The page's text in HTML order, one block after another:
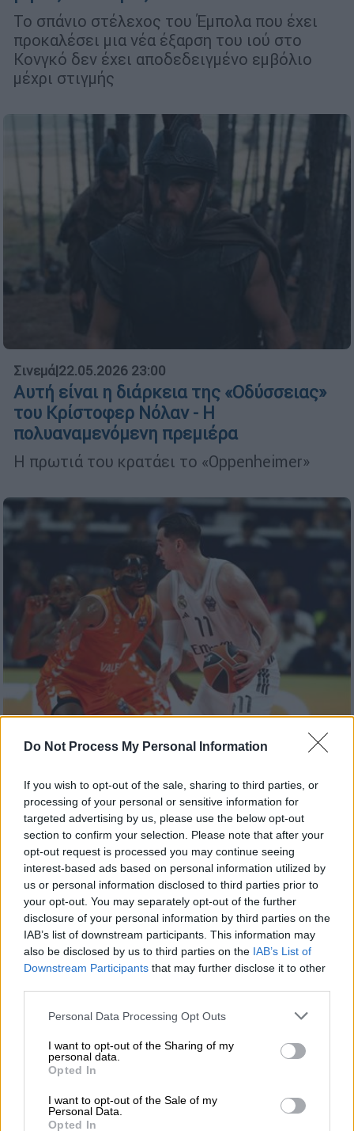
Do Not Process My Personal Information
If you wish to opt-out of the sale, sharing to third parties, or
processing of your personal or sensitive information for
targeted advertising by us, please use the below opt-out
section to confirm your selection. Please note that after your
opt-out request is processed you may continue seeing
interest-based ads based on personal information utilized by
us or personal information disclosed to third parties prior to
your opt-out. You may separately opt-out of the further
disclosure of your personal information by third parties on the
IAB’s list of downstream participants. This information may
also be disclosed by us to third parties on the IAB’s List of
Downstream Participants that may further disclose it to other
Please note that this website/app uses one or more Google
not limited to your visit or usage behaviour. You may click to
grant or deny consent to Google and its third-party tags to
use your data for below specified purposes in below Google
consent section.
Personal Data Processing Opt Outs
I want to opt-out of the Sharing of my
personal data.
Opted In
I want to opt-out of the Sale of my
Personal Data.
Opted In
Το σπάνιο στέλεχος του Έμπολα που έχει
προκαλέσει μια νέα έξαρση του ιού στο
Κονγκό δεν έχει αποδεδειγμένο εμβόλιο
μέχρι στιγμής
Σινεμά|22.05.2026 23:00
Αυτή είναι η διάρκεια της «Οδύσσειας»
του Κρίστοφερ Νόλαν - Η
πολυαναμενόμενη πρεμιέρα
Η πρωτιά του κρατάει το «Oppenheimer»
Αθλητισμός|22.05.2026 23:00
την «πληγωμένη» Ρεάλ στον τελικό με
100άρα
Η ομάδα της Μαδρίτης επικράτησε με
σχετική άνεση της Βαλένθια στον δεύτερο
ημιτελικό του Final Four της Αθήνας και θα
διεκδικήσει το βαρύτιμο τρόπαιο της
Euroleague κόντρα στον Ολυμπιακό το
βράδυ της Κυριακής (24/5, 21:00)